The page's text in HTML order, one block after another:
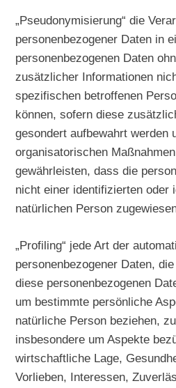
„Pseudonymisierung“ die
personenbezogener Daten in
personenbezogenen Daten
zusätzlicher Informationen
spezifischen betroffenen
können, sofern diese
gesondert aufbewahrt werden
organisatorischen
gewährleisten, dass die
nicht einer identifizierten oder
natürlichen Person
„Profiling“ jede Art der
personenbezogener Daten,
diese personenbezogenen
um bestimmte persönliche
natürliche Person beziehen,
insbesondere um Aspekte
wirtschaftliche Lage,
Vorlieben, Interessen,